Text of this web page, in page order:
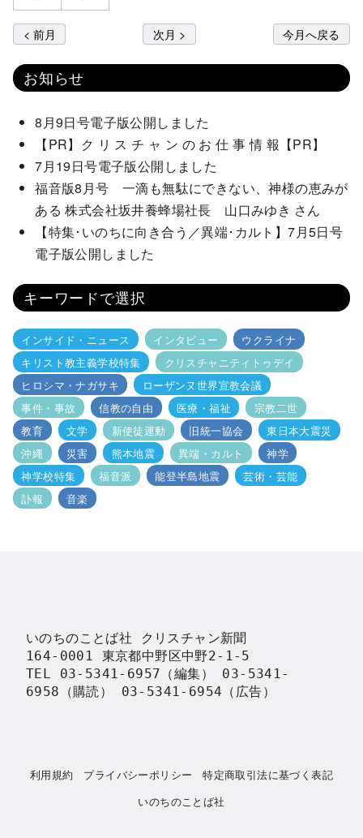
< 前月 次月 > 今月へ戻る
お知らせ
8月9日号電子版公開しました
【PR】ク リ ス チ ャ ン の お 仕 事 情 報【PR】
7月19日号電子版公開しました
福音版8月号 一滴も無駄にできない、神様の恵みが
ある 株式会社坂井養蜂場社長 山口みゆき さん
【特集･いのちに向き合う／異端･カルト】7月5日号
電子版公開しました
キーワードで選択
インサイド・ニュース インタビュー
ウクライナ
キリスト教主義学校特集
クリスチャニティトゥデイ
ヒロシマ・ナガサキ
ローザンヌ世界宣教会議
事件・事故
信教の自由 医療・福祉
宗教二世
教育
文学 新使徒運動 旧統一協会
東日本大震災
沖縄
災害 熊本地震 異端・カルト
神学
神学校特集
福音派 能登半島地震
芸術・芸能
訃報
音楽
いのちのことば社 クリスチャン新聞
164-0001 東京都中野区中野2-1-5
TEL 03-5341-6957（編集） 03-5341-
6958（購読） 03-5341-6954（広告）
利用規約 プライバシーポリシー
特定商取引法に基づく表記
いのちのことば社